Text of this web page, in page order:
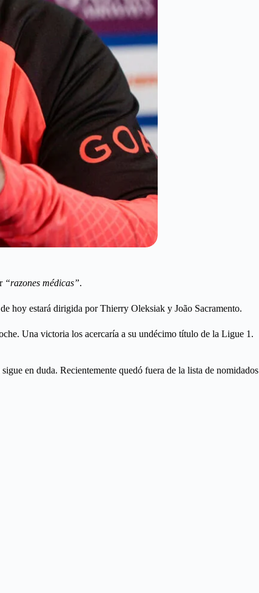
“razones médicas”.
hoy estará dirigida por Thierry Oleksiak y João Sacramento.
Una victoria los acercaría a su undécimo título de la Ligue 1.
en duda. Recientemente quedó fuera de la lista de nomidados